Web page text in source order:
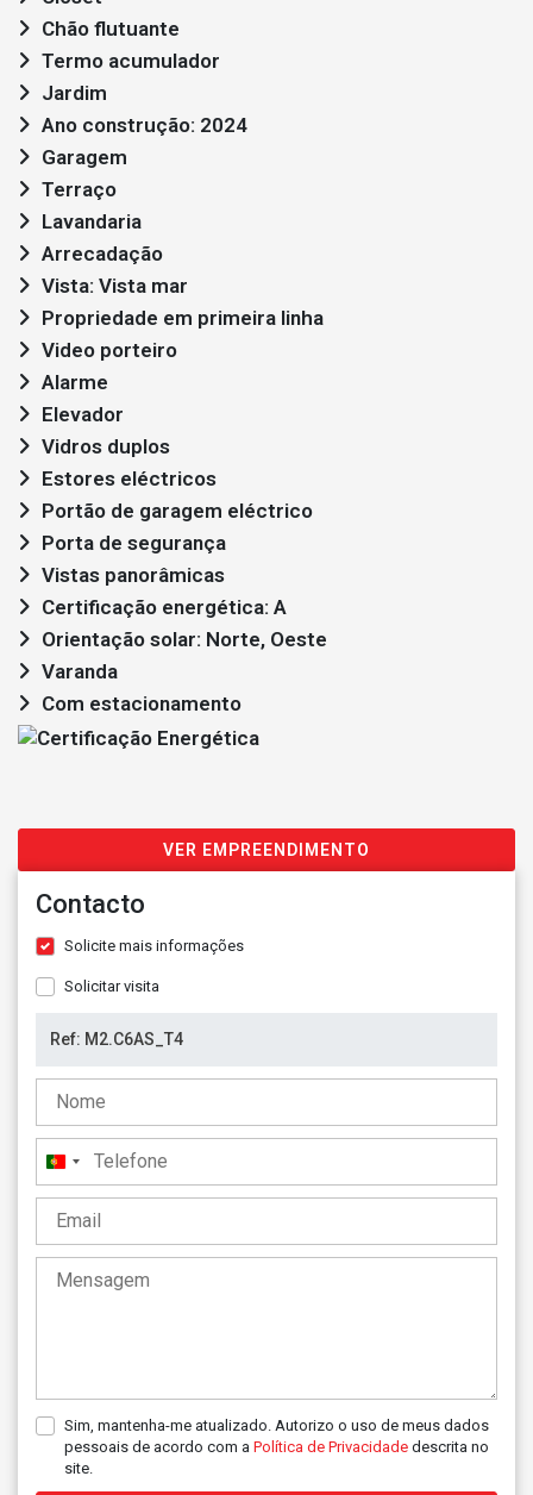
Chão flutuante
Termo acumulador
Jardim
Ano construção: 2024
Garagem
Terraço
Lavandaria
Arrecadação
Vista: Vista mar
Propriedade em primeira linha
Video porteiro
Alarme
Elevador
Vidros duplos
Estores eléctricos
Portão de garagem eléctrico
Porta de segurança
Vistas panorâmicas
Certificação energética: A
Orientação solar: Norte, Oeste
Varanda
Com estacionamento
VER EMPREENDIMENTO
Contacto
Solicite mais informações
Solicitar visita
Portugal
+351
Sim, mantenha-me atualizado. Autorizo o uso de meus dados
pessoais de acordo com a Política de Privacidade descrita no
site.